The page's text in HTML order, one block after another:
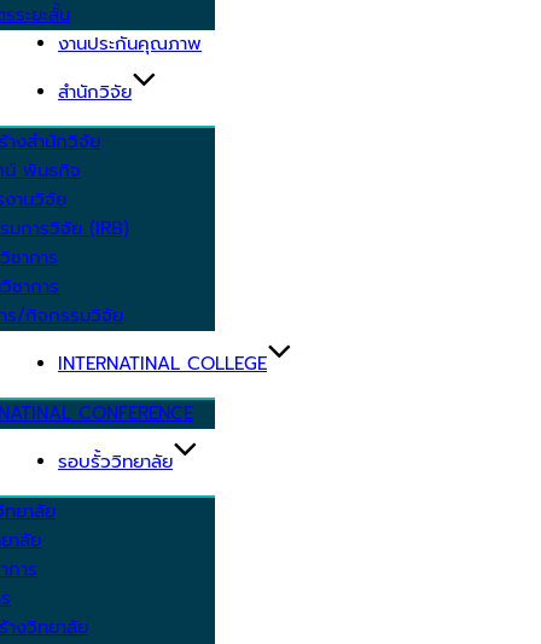
ระยะสั้น
งานประกันคุณภาพ
สำนักวิจัย
างสำนักวิจัย
น์ พันธกิจ
งานวิจัย
มการวิจัย (IRB)
ชาการ
ชาการ
ร/กิจกรรมวิจัย
INTERNATINAL COLLEGE
CONFERENCE
รอบรั้ววิทยาลัย
ทยาลัย
าลัย
การ
างวิทยาลัย